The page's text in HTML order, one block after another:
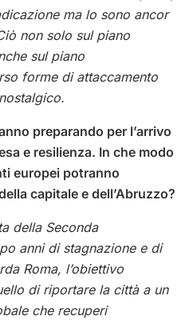
ma lo sono ancor
non solo sul piano
sul piano
forme di attaccamento
preparando per l’arrivo
e resilienza. In che modo
europei potranno
capitale e dell’Abruzzo?
della Seconda
anni di stagnazione e di
Roma, l’obiettivo
di riportare la città a un
che recuperi